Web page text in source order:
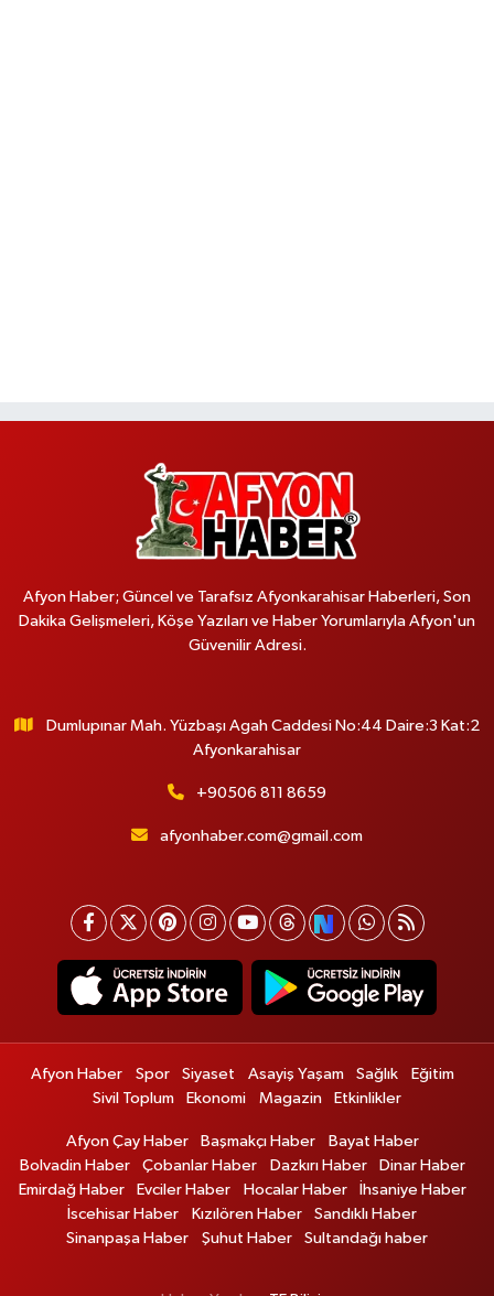
Afyon Haber; Güncel ve Tarafsız Afyonkarahisar Haberleri, Son
Dakika Gelişmeleri, Köşe Yazıları ve Haber Yorumlarıyla Afyon'un
Güvenilir Adresi.
Dumlupınar Mah. Yüzbaşı Agah Caddesi No:44 Daire:3 Kat:2
Afyonkarahisar
+90506 811 8659
afyonhaber.com@gmail.com
Afyon Haber Spor Siyaset Asayiş Yaşam Sağlık
Eğitim
Sivil Toplum
Ekonomi Magazin Etkinlikler
Afyon Çay Haber Başmakçı Haber
Bayat Haber
Bolvadin Haber
Çobanlar Haber Dazkırı Haber
Dinar Haber
Emirdağ Haber
Evciler Haber Hocalar Haber
İhsaniye Haber
İscehisar Haber
Kızılören Haber
Sandıklı Haber
Sinanpaşa Haber
Şuhut Haber Sultandağı haber